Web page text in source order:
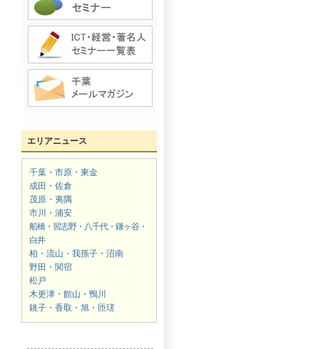
エリアニュース
千葉・市原・東金
成田・佐倉
茂原・夷隅
市川・浦安
船橋・習志野・八千代・鎌ヶ谷・
白井
柏・流山・我孫子・沼南
野田・関宿
松戸
木更津・館山・鴨川
銚子・香取・旭・匝瑳